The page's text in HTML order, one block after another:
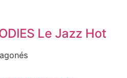
Le Jazz Hot